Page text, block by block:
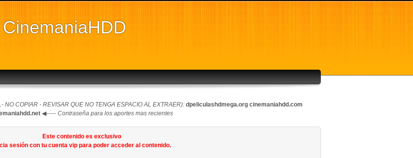
NO COPIAR - REVISAR QUE NO TENGA ESPACIO AL EXTRAER): dpeliculashdmega.org cinemaniahdd.com
◀----- Contraseña para los aportes mas recientes
Este contenido es exclusivo
sesión con tu cuenta vip para poder acceder al contenido.